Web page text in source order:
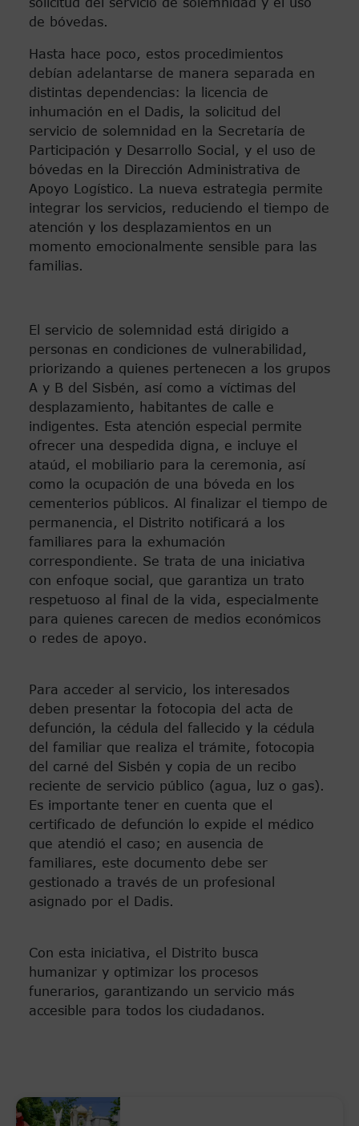
de bóvedas.
Hasta hace poco, estos procedimientos
debían adelantarse de manera separada en
distintas dependencias: la licencia de
inhumación en el Dadis, la solicitud del
servicio de solemnidad en la Secretaría de
Participación y Desarrollo Social, y el uso de
bóvedas en la Dirección Administrativa de
Apoyo Logístico. La nueva estrategia permite
integrar los servicios, reduciendo el tiempo de
atención y los desplazamientos en un
momento emocionalmente sensible para las
familias.
El servicio de solemnidad está dirigido a
personas en condiciones de vulnerabilidad,
priorizando a quienes pertenecen a los grupos
A y B del Sisbén, así como a víctimas del
desplazamiento, habitantes de calle e
indigentes. Esta atención especial permite
ofrecer una despedida digna, e incluye el
ataúd, el mobiliario para la ceremonia, así
como la ocupación de una bóveda en los
cementerios públicos. Al finalizar el tiempo de
permanencia, el Distrito notificará a los
familiares para la exhumación
correspondiente. Se trata de una iniciativa
con enfoque social, que garantiza un trato
respetuoso al final de la vida, especialmente
para quienes carecen de medios económicos
o redes de apoyo.
Para acceder al servicio, los interesados
deben presentar la fotocopia del acta de
defunción, la cédula del fallecido y la cédula
del familiar que realiza el trámite, fotocopia
del carné del Sisbén y copia de un recibo
reciente de servicio público (agua, luz o gas).
Es importante tener en cuenta que el
certificado de defunción lo expide el médico
que atendió el caso; en ausencia de
familiares, este documento debe ser
gestionado a través de un profesional
asignado por el Dadis.
Con esta iniciativa, el Distrito busca
humanizar y optimizar los procesos
funerarios, garantizando un servicio más
accesible para todos los ciudadanos.